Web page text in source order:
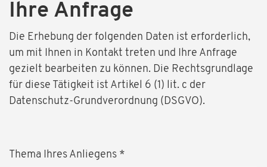
Ihre Anfrage
Die Erhebung der folgenden Daten ist erforderlich,
um mit Ihnen in Kontakt treten und Ihre Anfrage
gezielt bearbeiten zu können. Die Rechtsgrundlage
für diese Tätigkeit ist Artikel 6 (1) lit. c der
Datenschutz-Grundverordnung (DSGVO).
Thema Ihres Anliegens *